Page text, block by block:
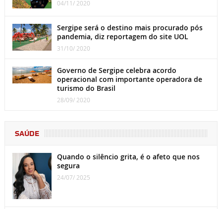
04/11/ 2020
Sergipe será o destino mais procurado pós
pandemia, diz reportagem do site UOL
31/10/ 2020
Governo de Sergipe celebra acordo
operacional com importante operadora de
turismo do Brasil
28/09/ 2020
SAÚDE
Quando o silêncio grita, é o afeto que nos
segura
24/07/ 2025